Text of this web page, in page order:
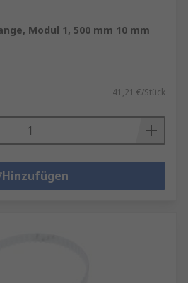
Modul 1, 500 mm 10 mm
41,21 €/Stück
Hinzufügen